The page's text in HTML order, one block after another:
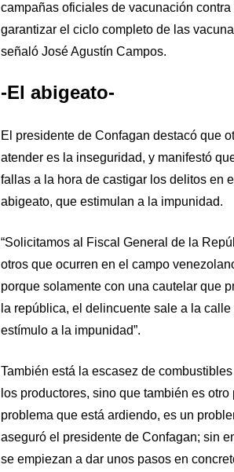
campañas oficiales de vacunación
garantizar el ciclo completo de las
señaló José Agustín Campos.
-El abigeato-
El presidente de Confagan destacó que
atender es la inseguridad, y manifestó
fallas a la hora de castigar los delitos en
abigeato, que estimulan a la impunidad.
“Solicitamos al Fiscal General de la
otros que ocurren en el campo
porque solamente con una cautelar que
la república, el delincuente sale a la
estímulo a la impunidad”.
También está la escasez de
los productores, sino que también es
problema que está ardiendo, es un
aseguró el presidente de Confagan; sin
se empiezan a dar unos pasos en